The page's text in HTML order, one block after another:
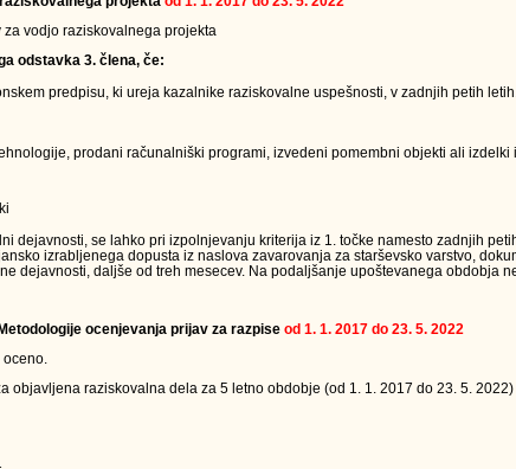
vodjo raziskovalnega projekta
odstavka 3. člena, če:
predpisu, ki ureja kazalnike raziskovalne uspešnosti, v zadnjih petih letih.
prodani računalniški programi, izvedeni pomembni objekti ali izdelki
dejavnosti, se lahko pri izpolnjevanju kriterija iz 1. točke namesto zadnjih
izrabljenega dopusta iz naslova zavarovanja za starševsko varstvo,
dejavnosti, daljše od treh mesecev. Na podaljšanje upoštevanega obdobja
ocenjevanja prijav za razpise od 1. 1. 2017 do 23. 5. 2022
oceno.
objavljena raziskovalna dela za 5 letno obdobje (od 1. 1. 2017 do 23. 5. 2022)